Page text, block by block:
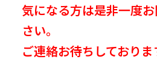
気になる方は是非一度
さい。
ご連絡お待ちしておりま